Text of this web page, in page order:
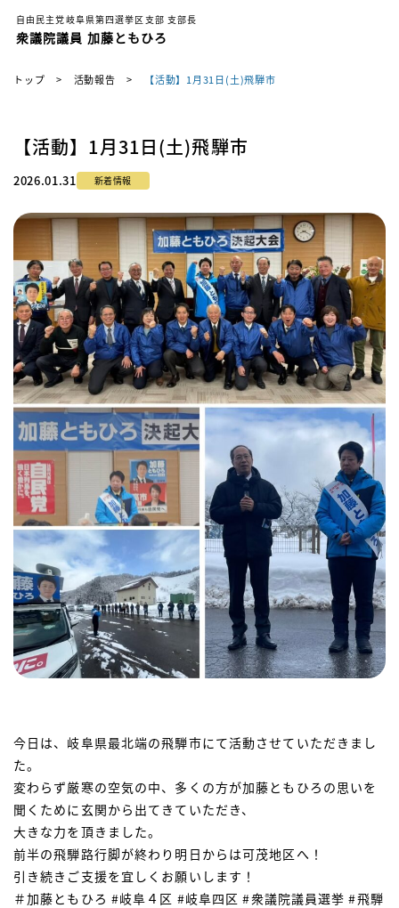
自由民主党岐阜県第四選挙区支部 支部長
衆議院議員 加藤ともひろ
トップ > 活動報告 > 【活動】1月31日(土)飛騨市
【活動】1月31日(土)飛騨市
2026.01.31 新着情報
今日は、岐阜県最北端の飛騨市にて活動させていただきまし
た。
変わらず厳寒の空気の中、多くの方が加藤ともひろの思いを
聞くために玄関から出てきていただき、
大きな力を頂きました。
前半の飛騨路行脚が終わり明日からは可茂地区へ！
引き続きご支援を宜しくお願いします！
＃加藤ともひろ #岐阜４区 #岐阜四区 #衆議院議員選挙 #飛騨